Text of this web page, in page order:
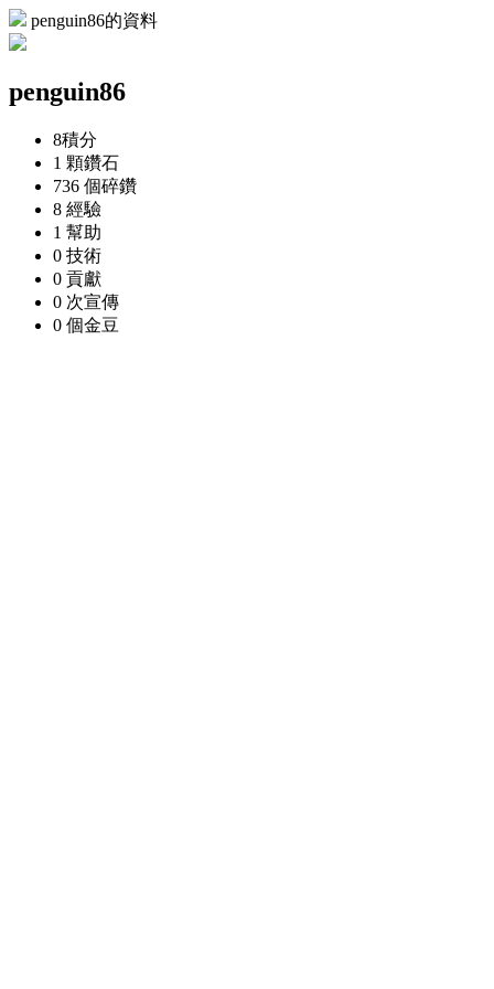
penguin86的資料
penguin86
8積分
1 顆鑽石
736 個碎鑽
8 經驗
1 幫助
0 技術
0 貢獻
0 次宣傳
0 個金豆